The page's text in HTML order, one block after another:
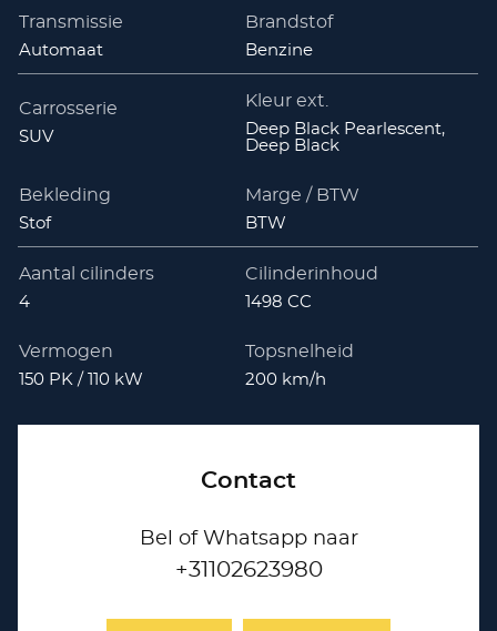
Transmissie
Automaat
Brandstof
Benzine
Carrosserie
SUV
Kleur ext.
Deep Black Pearlescent,
Deep Black
Bekleding
Stof
Marge / BTW
BTW
Aantal cilinders
4
Cilinderinhoud
1498 CC
Vermogen
150 PK / 110 kW
Topsnelheid
200 km/h
Contact
Bel of Whatsapp naar
+31102623980